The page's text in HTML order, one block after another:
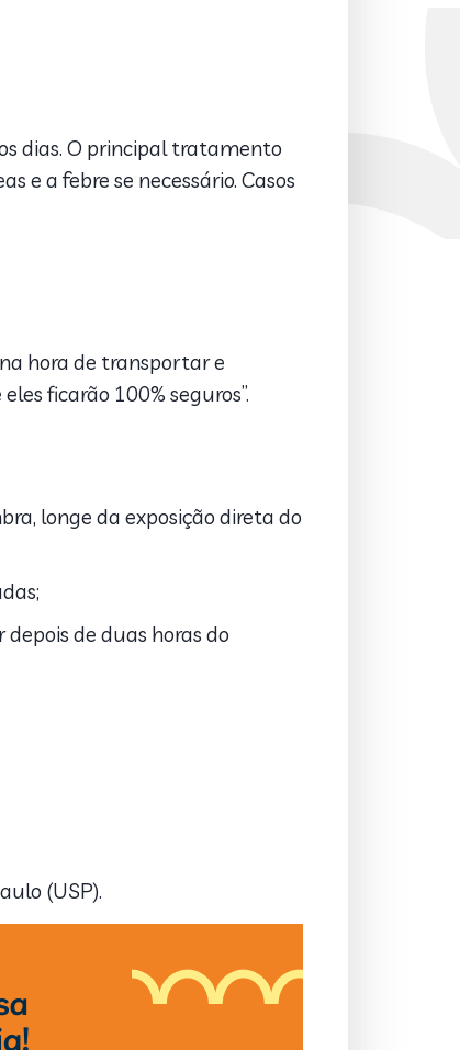
dias. O principal tratamento
e a febre se necessário. Casos
hora de transportar e
ficarão 100% seguros”.
longe da exposição direta do
de duas horas do
(USP).